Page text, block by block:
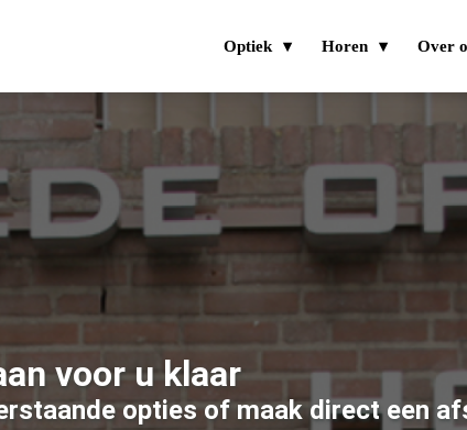
Optiek Horen Over
voor u klaar
opties of maak direct een